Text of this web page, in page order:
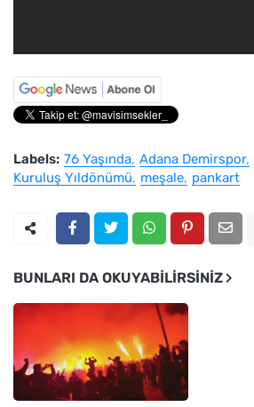
Labels: 76 Yaşında Adana Demirspor
Kuruluş Yıldönümü
meşale pankart
BUNLARI DA OKUYABILIRSINIZ